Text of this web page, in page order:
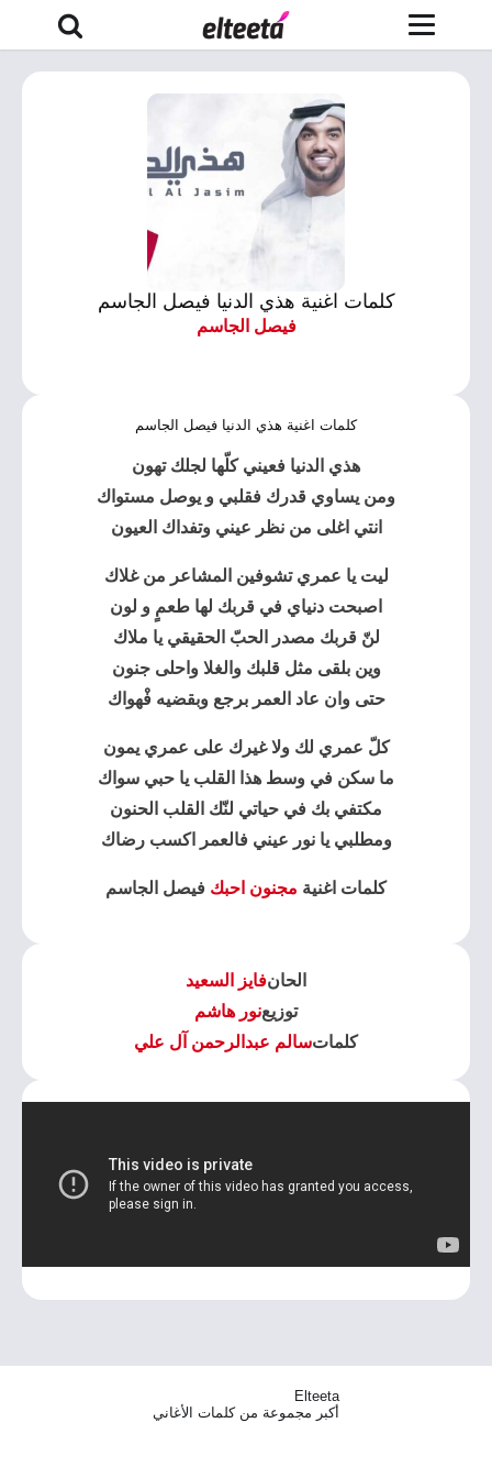
كلمات اغنية هذي الدنيا فيصل الجاسم
فيصل الجاسم
كلمات اغنية هذي الدنيا فيصل الجاسم
هذي الدنيا فعيني كلّها لجلك تهون
ومن يساوي قدرك فقلبي و يوصل مستواك
انتي اغلى من نظر عيني وتفداك العيون
ليت يا عمري تشوفين المشاعر من غلاك
اصبحت دنياي في قربك لها طعمٍ و لون
لنّ قربك مصدر الحبّ الحقيقي يا ملاك
وين بلقى مثل قلبك والغلا واحلى جنون
حتى وان عاد العمر برجع وبقضيه فْهواك
كلّ عمري لك ولا غيرك على عمري يمون
ما سكن في وسط هذا القلب يا حبي سواك
مكتفي بك في حياتي لنّك القلب الحنون
ومطلبي يا نور عيني فالعمر اكسب رضاك
كلمات اغنية مجنون احبك فيصل الجاسم
الحانفايز السعيد
توزيعنور هاشم
كلماتسالم عبدالرحمن آل علي
Elteeta
أكبر مجموعة من كلمات الأغاني